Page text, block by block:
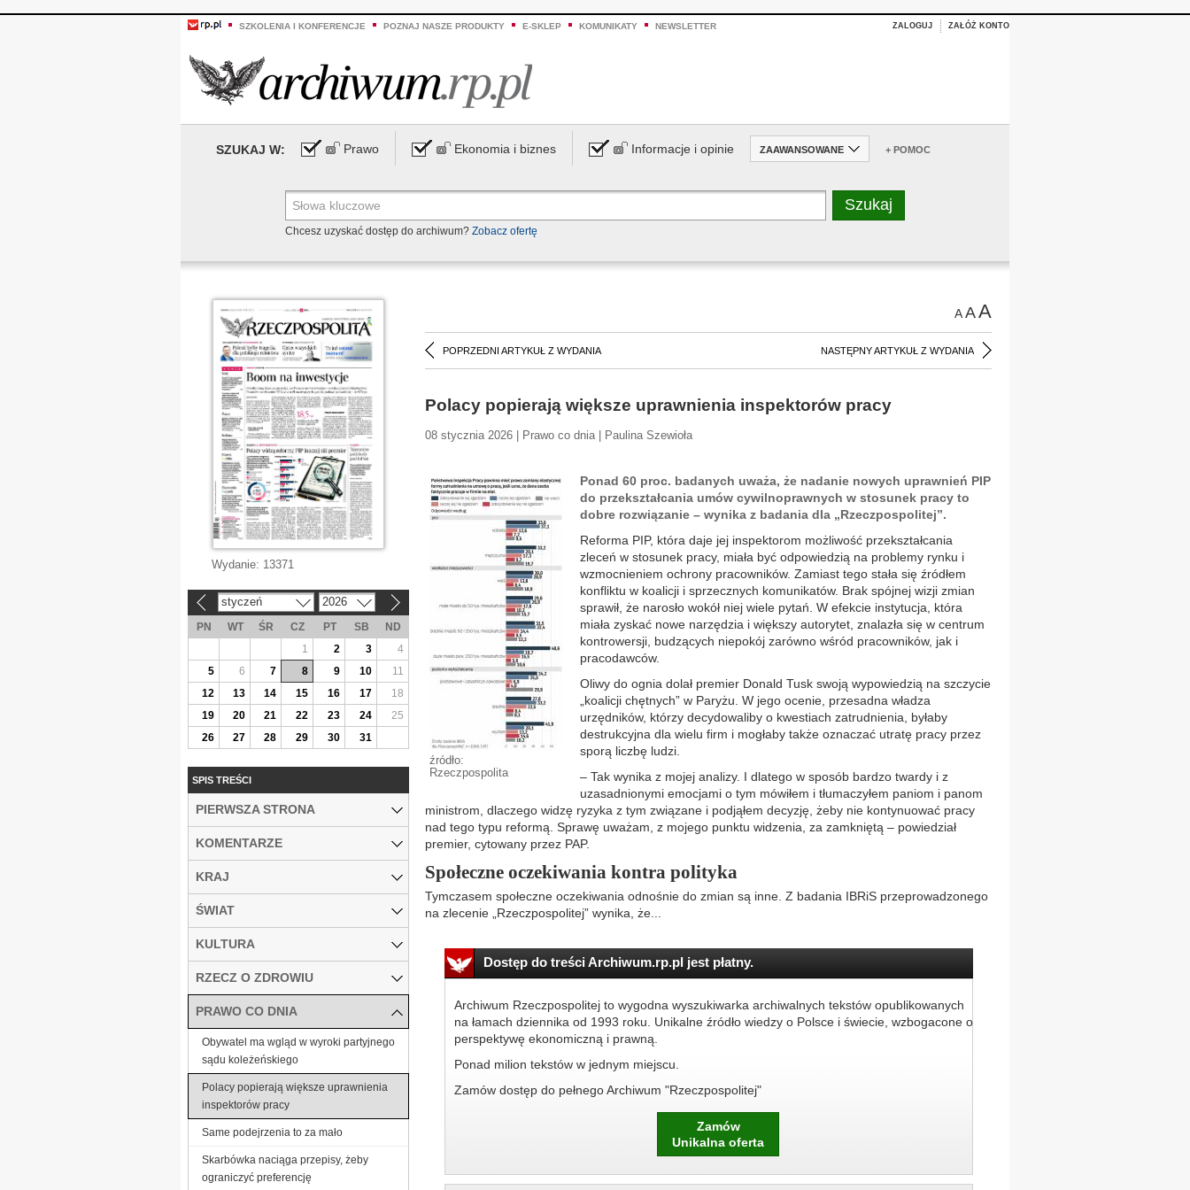
SZKOLENIA I KONFERENCJE POZNAJ NASZE PRODUKTY E-SKLEP KOMUNIKATY NEWSLETTER ZALOGUJ ZAŁÓŻ KONTO
SZUKAJ W: Prawo Ekonomia i biznes Informacje i opinie ZAAWANSOWANE + POMOC
Chcesz uzyskać dostęp do archiwum? Zobacz ofertę
AAA
POPRZEDNI ARTYKUŁ Z WYDANIA NASTĘPNY ARTYKUŁ Z WYDANIA
Polacy popierają większe uprawnienia inspektorów pracy
08 stycznia 2026 | Prawo co dnia | Paulina Szewioła
źródło:
Rzeczpospolita
Ponad 60 proc. badanych uważa, że nadanie nowych uprawnień PIP
do przekształcania umów cywilnoprawnych w stosunek pracy to
dobre rozwiązanie – wynika z badania dla „Rzeczpospolitej”.
Reforma PIP, która daje jej inspektorom możliwość przekształcania
zleceń w stosunek pracy, miała być odpowiedzią na problemy rynku i
wzmocnieniem ochrony pracowników. Zamiast tego stała się źródłem
konfliktu w koalicji i sprzecznych komunikatów. Brak spójnej wizji zmian
sprawił, że narosło wokół niej wiele pytań. W efekcie instytucja, która
miała zyskać nowe narzędzia i większy autorytet, znalazła się w centrum
kontrowersji, budzących niepokój zarówno wśród pracowników, jak i
pracodawców.
Oliwy do ognia dolał premier Donald Tusk swoją wypowiedzią na szczycie
„koalicji chętnych” w Paryżu. W jego ocenie, przesadna władza
urzędników, którzy decydowaliby o kwestiach zatrudnienia, byłaby
destrukcyjna dla wielu firm i mogłaby także oznaczać utratę pracy przez
sporą liczbę ludzi.
– Tak wynika z mojej analizy. I dlatego w sposób bardzo twardy i z
uzasadnionymi emocjami o tym mówiłem i tłumaczyłem paniom i panom
ministrom, dlaczego widzę ryzyka z tym związane i podjąłem decyzję, żeby nie kontynuować pracy
nad tego typu reformą. Sprawę uważam, z mojego punktu widzenia, za zamkniętą – powiedział
premier, cytowany przez PAP.
Społeczne oczekiwania kontra polityka
Tymczasem społeczne oczekiwania odnośnie do zmian są inne. Z badania IBRiS przeprowadzonego
na zlecenie „Rzeczpospolitej” wynika, że...
Dostęp do treści Archiwum.rp.pl jest płatny.
Archiwum Rzeczpospolitej to wygodna wyszukiwarka archiwalnych tekstów opublikowanych
na łamach dziennika od 1993 roku. Unikalne źródło wiedzy o Polsce i świecie, wzbogacone o
perspektywę ekonomiczną i prawną.
Ponad milion tekstów w jednym miejscu.
Zamów dostęp do pełnego Archiwum "Rzeczpospolitej"
Zamów
Unikalna oferta
Wydanie: 13371
styczeń 2026
PN WT ŚR CZ PT SB
ND
1
2 3
4
5
6 7 8 9 10
11
12
13 14 15 16 17
18
19
20 21 22 23 24
25
26
27 28 29 30 31
SPIS TREŚCI
PIERWSZA STRONA
KOMENTARZE
KRAJ
ŚWIAT
KULTURA
RZECZ O ZDROWIU
PRAWO CO DNIA
Obywatel ma wgląd w wyroki partyjnego
sądu koleżeńskiego
Polacy popierają większe uprawnienia
inspektorów pracy
Same podejrzenia to za mało
Skarbówka naciąga przepisy, żeby
ograniczyć preferencję